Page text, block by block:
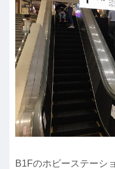
B1Fのホビーステーシ